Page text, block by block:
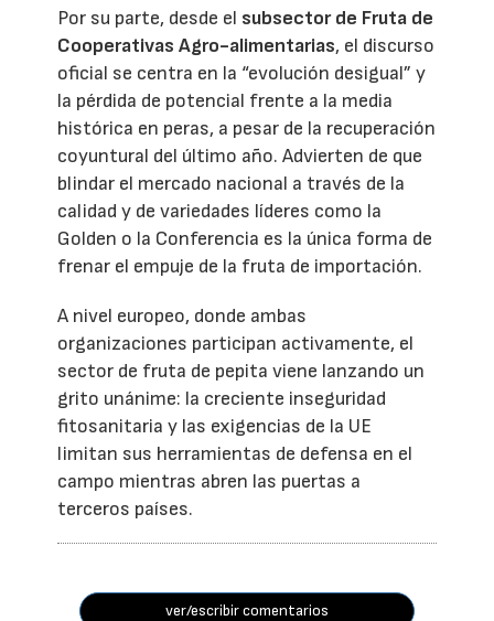
Por su parte, desde el subsector de Fruta de
Cooperativas Agro-alimentarias, el discurso
oficial se centra en la “evolución desigual” y
la pérdida de potencial frente a la media
histórica en peras, a pesar de la recuperación
coyuntural del último año. Advierten de que
blindar el mercado nacional a través de la
calidad y de variedades líderes como la
Golden o la Conferencia es la única forma de
frenar el empuje de la fruta de importación.
A nivel europeo, donde ambas
organizaciones participan activamente, el
sector de fruta de pepita viene lanzando un
grito unánime: la creciente inseguridad
fitosanitaria y las exigencias de la UE
limitan sus herramientas de defensa en el
campo mientras abren las puertas a
terceros países.
ver/escribir comentarios